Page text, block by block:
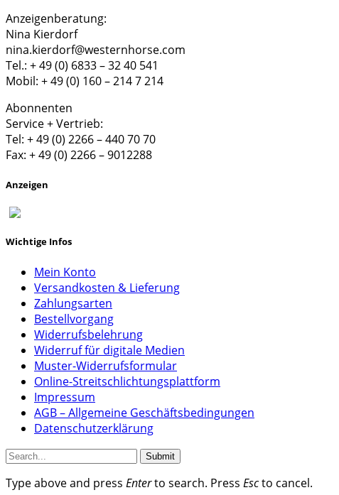
Anzeigenberatung:
Nina Kierdorf
nina.kierdorf@westernhorse.com
Tel.: + 49 (0) 6833 – 32 40 541
Mobil: + 49 (0) 160 – 214 7 214
Abonnenten
Service + Vertrieb:
Tel: + 49 (0) 2266 – 440 70 70
Fax: + 49 (0) 2266 – 9012288
Anzeigen
Wichtige Infos
Mein Konto
Versandkosten & Lieferung
Zahlungsarten
Bestellvorgang
Widerrufsbelehrung
Widerruf für digitale Medien
Muster-Widerrufsformular
Online-Streitschlichtungsplattform
Impressum
AGB – Allgemeine Geschäftsbedingungen
Datenschutzerklärung
Submit
Type above and press Enterto search. Press Escto cancel.